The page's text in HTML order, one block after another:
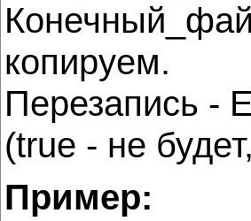
копируем.
Перезапись -
(true - не
Пример: